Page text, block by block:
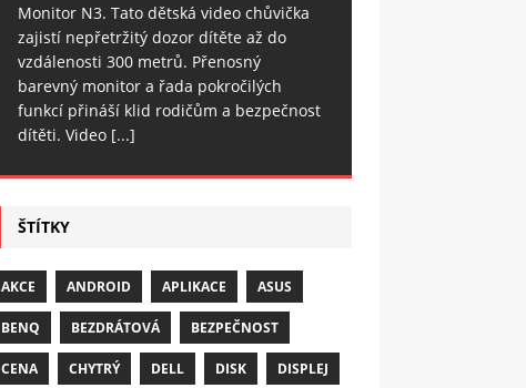
Monitor N3. Tato dětská video chůvička
zajistí nepřetržitý dozor dítěte až do
vzdálenosti 300 metrů. Přenosný
barevný monitor a řada pokročilých
funkcí přináší klid rodičům a bezpečnost
dítěti. Video [...]
ŠTÍTKY
AKCE ANDROID APLIKACE ASUS
BENQ BEZDRÁTOVÁ BEZPEČNOST
CENA CHYTRÝ DELL DISK DISPLEJ